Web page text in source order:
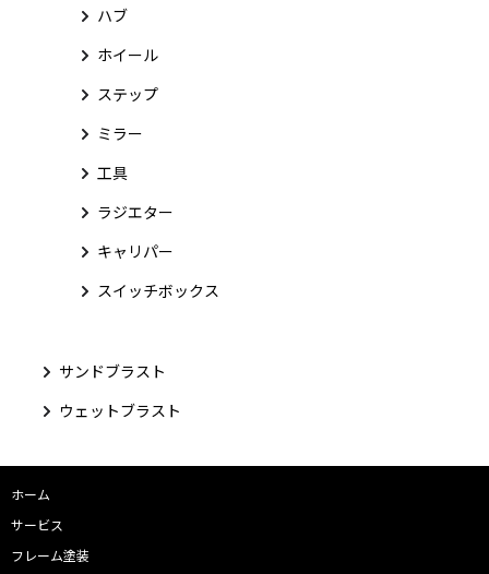
ハブ
ホイール
ステップ
ミラー
工具
ラジエター
キャリパー
スイッチボックス
サンドブラスト
ウェットブラスト
ホーム
サービス
フレーム塗装